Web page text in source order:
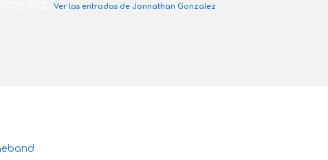
Ver las entradas de Jonnathan Gonzalez